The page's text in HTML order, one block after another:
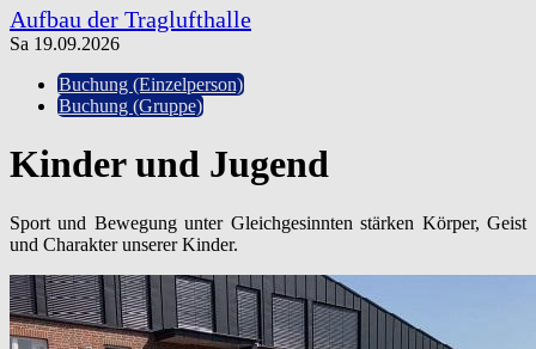
Aufbau der Traglufthalle
Sa 19.09.2026
Buchung (Einzelperson)
Buchung (Gruppe)
Kinder und Jugend
Sport und Bewegung unter Gleichgesinnten stärken Körper, Geist
und Charakter unserer Kinder.